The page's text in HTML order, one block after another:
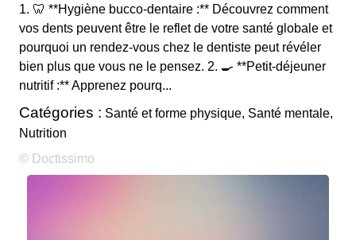
1. 🦷 **Hygiène bucco-dentaire :** Découvrez comment
vos dents peuvent être le reflet de votre santé globale et
pourquoi un rendez-vous chez le dentiste peut révéler
bien plus que vous ne le pensez. 2. 🍳 **Petit-déjeuner
nutritif :** Apprenez pourq...
Catégories : Santé et forme physique, Santé mentale,
Nutrition
© Doctissimo